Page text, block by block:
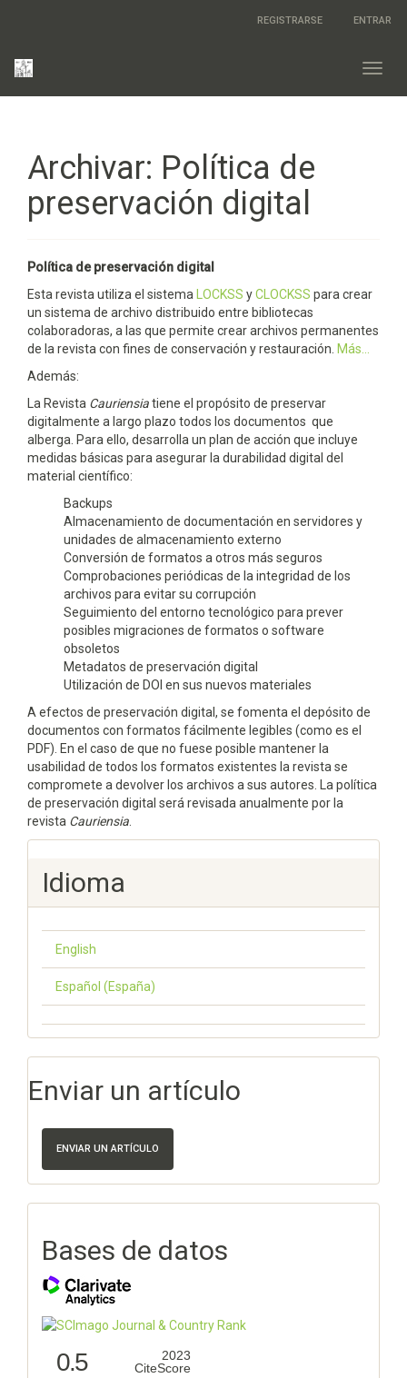
contenido
la
principal
Contenido
Barra
REGISTRARSE ENTRAR
Archivar: Política de
preservación digital
Política de preservación digital
Esta revista utiliza el sistema
LOCKSS yCLOCKSS para crear
un sistema de archivo distribuido entre bibliotecas
colaboradoras, a las que permite crear archivos permanentes
de la revista con fines de conservación y restauración. Más...
Además:
La Revista Cauriensiatiene el propósito de preservar
digitalmente a largo plazo todos los documentos que
alberga. Para ello, desarrolla un plan de acción que incluye
medidas básicas para asegurar la durabilidad digital del
material científico:
Backups
Almacenamiento de documentación en servidores y
unidades de almacenamiento externo
Conversión de formatos a otros más seguros
Comprobaciones periódicas de la integridad de los
archivos para evitar su corrupción
Seguimiento del entorno tecnológico para prever
posibles migraciones de formatos o software
obsoletos
Metadatos de preservación digital
Utilización de DOI en sus nuevos materiales
A efectos de preservación digital, se fomenta el depósito de
documentos con formatos fácilmente legibles (como es el
PDF). En el caso de que no fuese posible mantener la
usabilidad de todos los formatos existentes la revista se
compromete a devolver los archivos a sus autores. La política
de preservación digital será revisada anualmente por la
revista Cauriensia
Idioma
English
Español (España)
Enviar un artículo
ENVIAR UN ARTÍCULO
Bases de datos
0.5
2023
CiteScore